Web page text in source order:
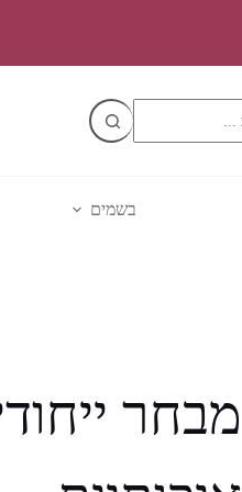
בשמים
מבחר